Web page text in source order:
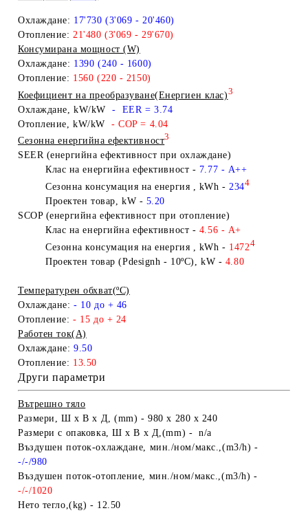
Охлаждане: 17'730 (3'069 - 20'460)
Отопление: 21'480(3'069 - 29'670)
Консумирана мощност (W)
Охлаждане: 1390 (240 - 1600)
Отопление: 1560 (220 - 2150)
Коефициент на преобразуване(Енергиен клас)3
Охлаждане, kW/kW - EER = 3.74
Отопление, kW/kW - COP = 4.04
Сезонна енергийна ефективност3
SEER (енергийна ефективност при охлаждане)
Клас на енергийна ефективност - 7.77 - A++
Сезонна консумация на енергия , kWh - 2344
Проектен товар, kW - 5.20
SCOP (енергийна ефективност при отопление)
Клас на енергийна ефективност - 4.56 - A+
Сезонна консумация на енергия , kWh - 14724
Проектен товар (Pdesignh - 10ºC) , kW - 4.80
Температурен обхват(ºC)
Охлаждане:- 10 до + 46
Отопление:- 15 до + 24
Работен ток(A)
Охлаждане:9.50
Отопление: 13.50
Други параметри
Вътрешно тяло
Размери,
Ш х В х Д, (mm) -980 x 280 x 240
Размерис опаковка, Ш х В х Д, (mm) -
n/a
Въздушенпоток-охлаждане, мин./ном/макс., (m3/h) -
-/-/980
Въздушен поток-отопление, мин./ном/макс., (m3/h) -
-/-/1020
Нето тегло,(kg) - 12.50